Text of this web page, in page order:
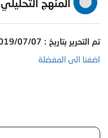
المنهج التحليلي
تم التحرير بتاريخ : 2019/07/07
اضفنا الى المفضلة